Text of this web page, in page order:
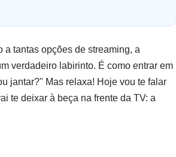
a tantas opções de streaming, a
verdadeiro labirinto. É como entrar em
jantar?" Mas relaxa! Hoje vou te falar
te deixar à beça na frente da TV: a